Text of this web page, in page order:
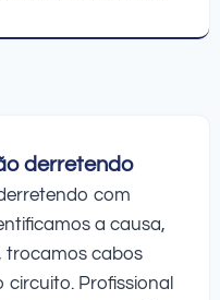
derretendo
com
a causa,
trocamos cabos
Profissional